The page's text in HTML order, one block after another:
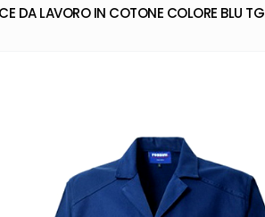
DA LAVORO IN COTONE COLORE BLU